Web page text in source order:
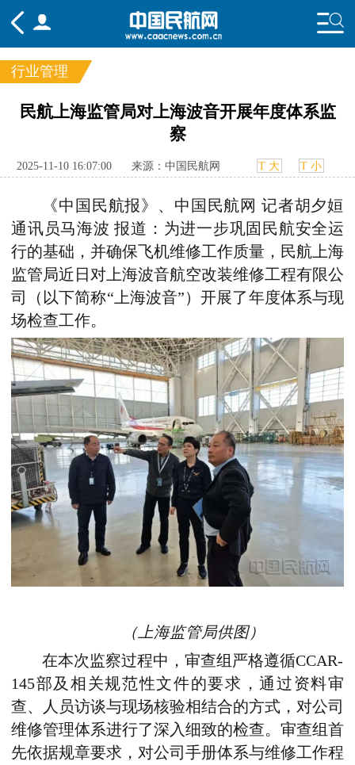
频道
国内
航图 智库 专题 舆情
行业管理
民航上海监管局对上海波音开展年度体系监
察
2025-11-10 16:07:00 来源：中国民航网 T 大 T 小
《中国民航报》、中国民航网 记者胡夕姮
通讯员马海波 报道：为进一步巩固民航安全运
行的基础，并确保飞机维修工作质量，民航上海
监管局近日对上海波音航空改装维修工程有限公
司（以下简称“上海波音”）开展了年度体系与现
场检查工作。
（上海监管局供图）
在本次监察过程中，审查组严格遵循CCAR-
145部及相关规范性文件的要求，通过资料审
查、人员访谈与现场核验相结合的方式，对公司
维修管理体系进行了深入细致的检查。审查组首
先依据规章要求，对公司手册体系与维修工作程